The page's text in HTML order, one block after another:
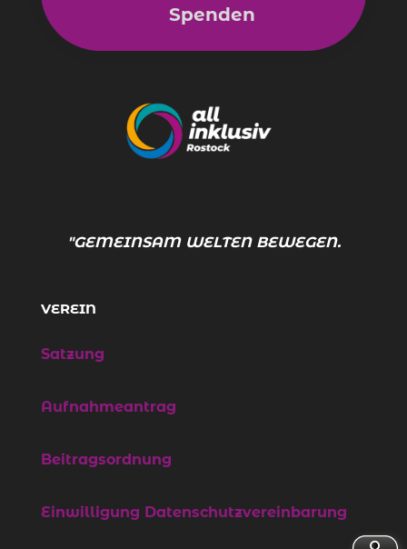
Spenden
"GEMEINSAM WELTEN BEWEGEN."
VEREIN
Satzung
Aufnahmeantrag
Beitragsordnung
Einwilligung Datenschutzvereinbarung